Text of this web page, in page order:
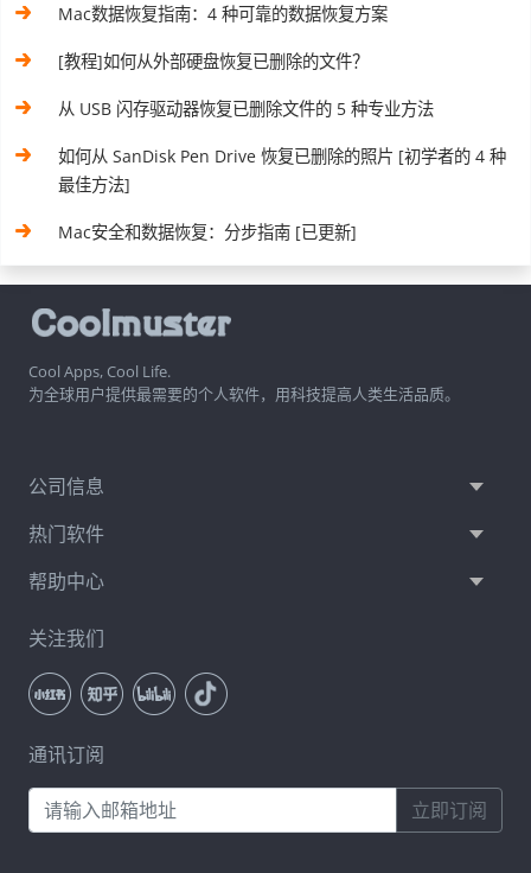
Mac数据恢复指南：4 种可靠的数据恢复方案
[教程]如何从外部硬盘恢复已删除的文件？
从 USB 闪存驱动器恢复已删除文件的 5 种专业方法
如何从 SanDisk Pen Drive 恢复已删除的照片 [初学者的 4 种
最佳方法]
Mac安全和数据恢复：分步指南 [已更新]
Cool Apps, Cool Life.
为全球用户提供最需要的个人软件，用科技提高人类生活品质。
公司信息
热门软件
帮助中心
关注我们
通讯订阅
立即订阅